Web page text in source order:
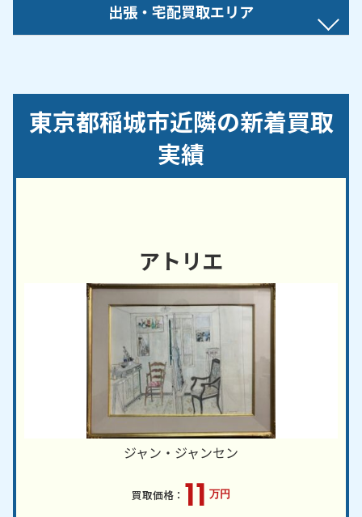
出張・宅配買取エリア
【対応路線】
ＪＲ南武線／京王相模原線
・多摩市 など、周辺地域からのご依
頼にも対応しております。
東京都稲城市近隣の新着買取
実績
アトリエ
ジャン・ジャンセン
11 万円